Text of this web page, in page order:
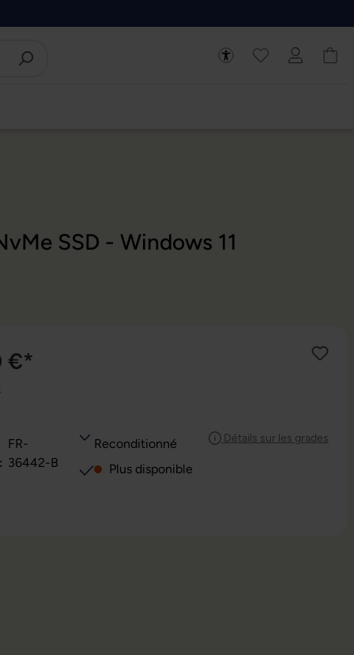
SSD - Windows 11
€*
Détails sur les grades
FR-
36442-B
Reconditionné
Plus disponible